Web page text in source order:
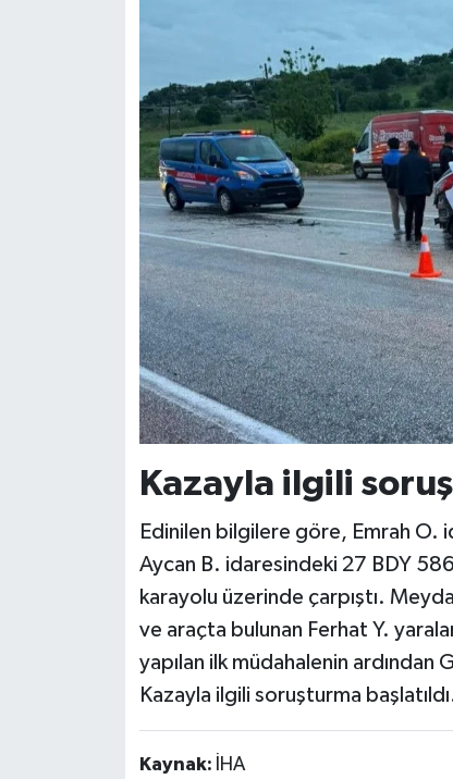
Kazayla ilgili
Edinilen bilgilere göre, Emrah O.
Aycan B. idaresindeki 27 BDY
karayolu üzerinde çarpıştı.
ve araçta bulunan Ferhat Y.
yapılan ilk müdahalenin ardından
Kazayla ilgili soruşturma
Kaynak: İHA